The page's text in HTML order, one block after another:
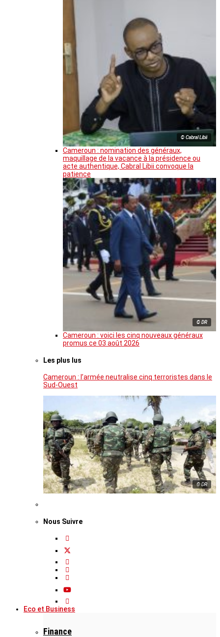
© Cabral Libii
Cameroun : nomination des généraux,
maquillage de la vacance à la présidence ou
acte authentique, Cabral Libii convoque la
patience
© DR
Cameroun : voici les cinq nouveaux généraux
promus ce 03 août 2026
Les plus lus
Cameroun : l’armée neutralise cinq terroristes dans le
Sud-Ouest
© DR
Nous Suivre
Eco et Business
Finance